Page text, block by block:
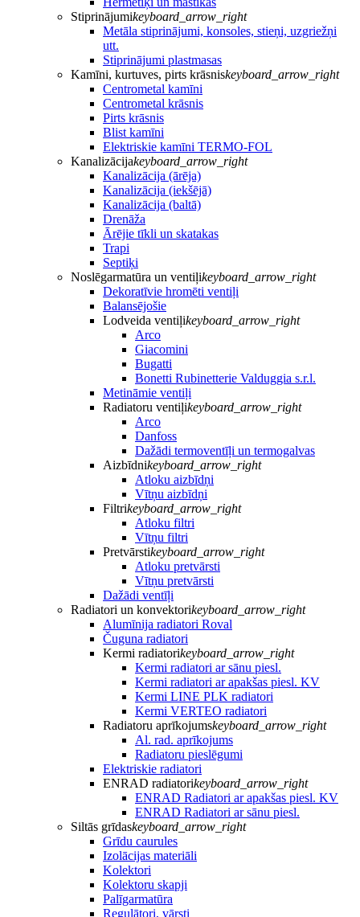
Stiprinājumikeyboard_arrow_right
Metāla stiprinājumi, konsoles, stieņi, uzgriežņi
utt.
Stiprinājumi plastmasas
Kamīni, kurtuves, pirts krāsniskeyboard_arrow_right
Centrometal kamīni
Centrometal krāsnis
Pirts krāsnis
Blist kamīni
Elektriskie kamīni TERMO-FOL
Kanalizācijakeyboard_arrow_right
Kanalizācija (ārēja)
Kanalizācija (iekšējā)
Kanalizācija (baltā)
Drenāža
Ārējie tīkli un skatakas
Trapi
Septiķi
Noslēgarmatūra un ventiļikeyboard_arrow_right
Dekoratīvie hromēti ventiļi
Balansējošie
Lodveida ventiļikeyboard_arrow_right
Arco
Giacomini
Bugatti
Bonetti Rubinetterie Valduggia s.r.l.
Metināmie ventiļi
Radiatoru ventiļikeyboard_arrow_right
Arco
Danfoss
Dažādi termoventīļi un termogalvas
Aizbīdnikeyboard_arrow_right
Atloku aizbīdņi
Vītņu aizbīdņi
Filtrikeyboard_arrow_right
Atloku filtri
Vītņu filtri
Pretvārstikeyboard_arrow_right
Atloku pretvārsti
Vītņu pretvārsti
Dažādi ventīļi
Radiatori un konvektorikeyboard_arrow_right
Alumīnija radiatori Roval
Čuguna radiatori
Kermi radiatorikeyboard_arrow_right
Kermi radiatori ar sānu piesl.
Kermi radiatori ar apakšas piesl. KV
Kermi LINE PLK radiatori
Kermi VERTEO radiatori
Radiatoru aprīkojumskeyboard_arrow_right
Al. rad. aprīkojums
Radiatoru pieslēgumi
Elektriskie radiatori
ENRAD radiatorikeyboard_arrow_right
ENRAD Radiatori ar apakšas piesl. KV
ENRAD Radiatori ar sānu piesl.
Siltās grīdaskeyboard_arrow_right
Grīdu caurules
Izolācijas materiāli
Kolektori
Kolektoru skapji
Palīgarmatūra
Regulātori, vārsti